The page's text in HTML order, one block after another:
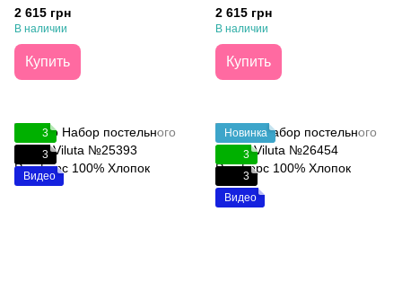
Cotton №03 Семейное
2 615 грн
В наличии
Купить
Cotton №02 Семейное
2 615 грн
В наличии
Купить
3
3
Видео
Новинка
3
3
Видео